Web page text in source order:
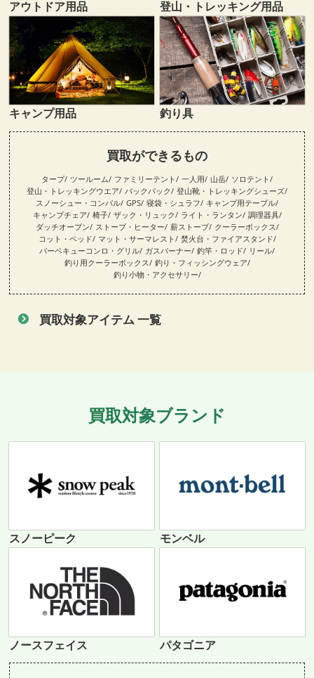
アウトドア用品 登山・トレッキング用品
キャンプ用品 釣り具
買取ができるもの
タープ ツールーム ファミリーテント 一人用 山岳 ソロテント
登山・トレッキングウエア
バックパック
登山靴・トレッキングシューズ
スノーシュー・コンパル GPS 寝袋・シュラフ
キャンプ用テーブル
キャンプチェア 椅子 ザック・リュック ライト・ランタン 調理器具
ダッチオーブン
ストーブ・ヒーター 薪ストーブ
クーラーボックス
コット・ベッド
マット・サーマレスト
焚火台・ファイアスタンド
バーベキューコンロ・グリル ガスバーナー 釣竿・ロッド
リール
釣り用クーラーボックス
釣り・フィッシングウェア
釣り小物・アクセサリー
買取対象アイテム 一覧
買取対象ブランド
スノーピーク モンベル
ノースフェイス パタゴニア